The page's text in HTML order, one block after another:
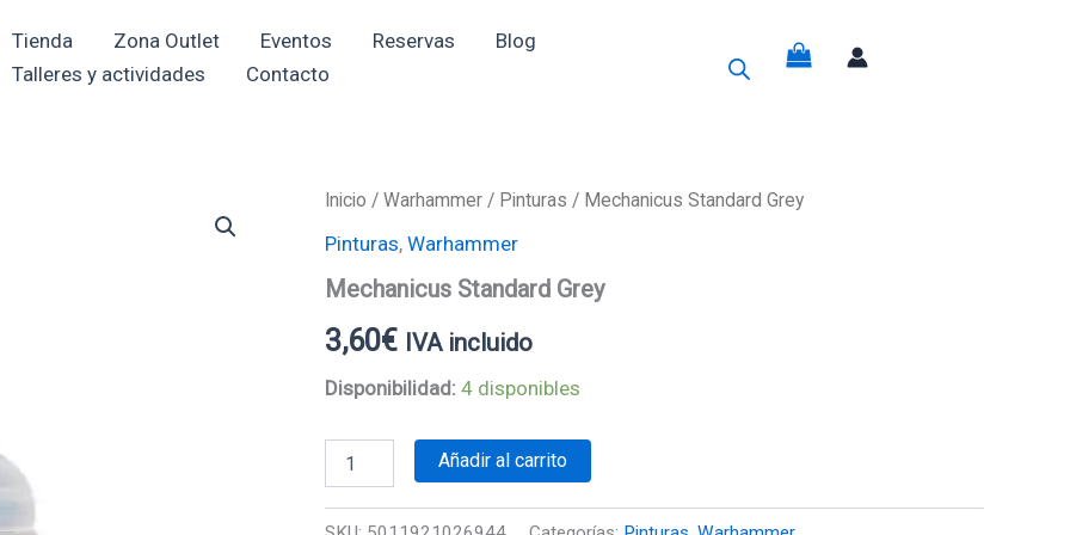
Tienda Zona Outlet Eventos Reservas
Blog
Talleres y actividades
Contacto
Inicio / Warhammer / Pinturas / Mechanicus Standard Grey
Pinturas, Warhammer
Mechanicus Standard Grey
3,60€ IVA incluido
Disponibilidad: 4 disponibles
Mechanicus
Grey
Añadir al carrito